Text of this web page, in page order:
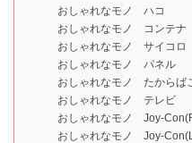
おしゃれなモノ ハコ
おしゃれなモノ コンテナ
おしゃれなモノ サイコロ
おしゃれなモノ パネル
おしゃれなモノ たからば
おしゃれなモノ テレビ
おしゃれなモノ Joy-
おしゃれなモノ Joy-